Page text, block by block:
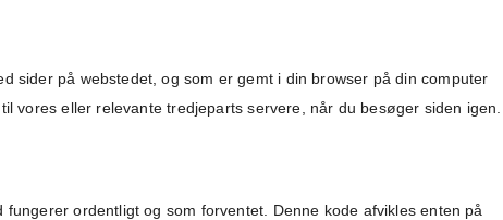
sider på webstedet, og som er gemt i din browser på din computer
vores eller relevante tredjeparts servere, når du besøger siden igen.
ordentligt og som forventet. Denne kode afvikles enten på